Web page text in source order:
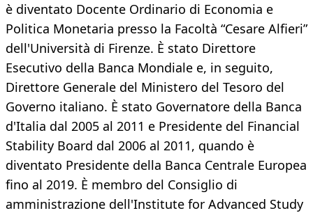
è diventato Docente Ordinario di Economia e
Politica Mo netaria presso la Facoltà “Cesare Alfieri”
dell'Università di Firenze. È stato Direttore
Esecutivo della Banca Mondiale e, in seguito,
Direttore Generale del Ministero del Tesoro del
Governo italiano. È stato Governatore della Banca
d'Italia dal 2005 al 2011 e Presidente del Financial
Stability Board dal 2006 al 2011, quando è
diventato Presidente della Banca Centrale Europea
fino al 2019. È membro del Consiglio di
amministrazione dell'Institute for Advanced Study